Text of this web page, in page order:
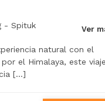
- Spituk Ver
natural con el
el Himalaya, este viaje
[…]